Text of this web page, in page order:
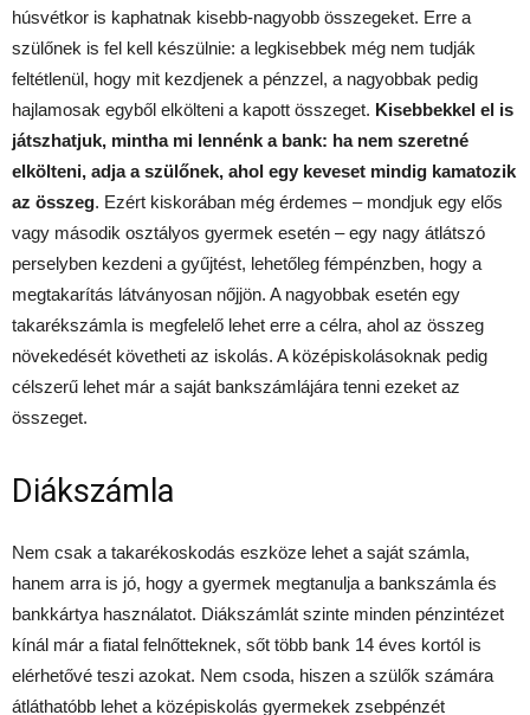
húsvétkor is kaphatnak kisebb-nagyobb összegeket. Erre a
szülőnek is fel kell készülnie: a legkisebbek még nem tudják
feltétlenül, hogy mit kezdjenek a pénzzel, a nagyobbak pedig
hajlamosak egyből elkölteni a kapott összeget. Kisebbekkel el is
játszhatjuk, mintha mi lennénk a bank: ha nem szeretné
elkölteni, adja a szülőnek, ahol egy keveset mindig kamatozik
az összeg. Ezért kiskorában még érdemes – mondjuk egy elős
vagy második osztályos gyermek esetén – egy nagy átlátszó
perselyben kezdeni a gyűjtést, lehetőleg fémpénzben, hogy a
megtakarítás látványosan nőjjön. A nagyobbak esetén egy
takarékszámla is megfelelő lehet erre a célra, ahol az összeg
növekedését követheti az iskolás. A középiskolásoknak pedig
célszerű lehet már a saját bankszámlájára tenni ezeket az
összeget.
Diákszámla
Nem csak a takarékoskodás eszköze lehet a saját számla,
hanem arra is jó, hogy a gyermek megtanulja a bankszámla és
bankkártya használatot. Diákszámlát szinte minden pénzintézet
kínál már a fiatal felnőtteknek, sőt több bank 14 éves kortól is
elérhetővé teszi azokat. Nem csoda, hiszen a szülők számára
átláthatóbb lehet a középiskolás gyermekek zsebpénzét